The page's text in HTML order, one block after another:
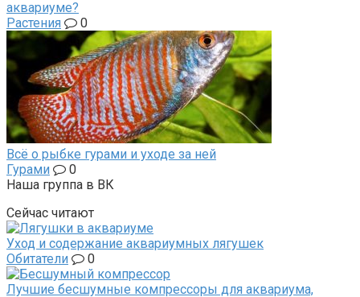
аквариуме?
Растения
0
Всё о рыбке гурами и уходе за ней
Гурами
0
Наша группа в ВК
Сейчас читают
Уход и содержание аквариумных лягушек
Обитатели
0
Лучшие бесшумные компрессоры для аквариума,